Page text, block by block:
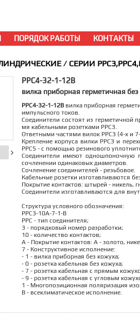
ПОРЯДОК РАБОТЫ КОНТАКТЫ
/ СЕРИИ
РРС4-32-1-12В
вилка приборная герметичная
РРС4-32-1-12Ввилка приборная
импульсного токов.
Соединители состоят из герметичной
мя кабельными розетками РРСЗ.
Ответными частями вилок РРСЗ (4-х и
Крепление корпуса вилки РРСЗ и
РРС5 - с помощью резинового
Соединители имеют одношпоночную
сочленении одинаковых диаметров.
Сочленение соединителей - резьбовое.
Кабельные розетки изготавливаются
Покрытие контактов: штырей - никель,
Соединители изготавливаются для
Структура условного обозначения:
РРС3-10А-7-1-В
РРС - тип соединителя;
3 - порядковый номер разработки;
10 - количество контактов;
А - Покрытие контактов: А - золото,
7 - Конструктивное исполнение:
- 1 - вилка приборная без кожуха;
- 0 - розетка кабельная без кожуха;
- 7 - розетка кабельная с прямым
- 9 - розетка кабельная с угловым
1 - Многопозиционная поляризация
В - всеклиматическое исполнение.